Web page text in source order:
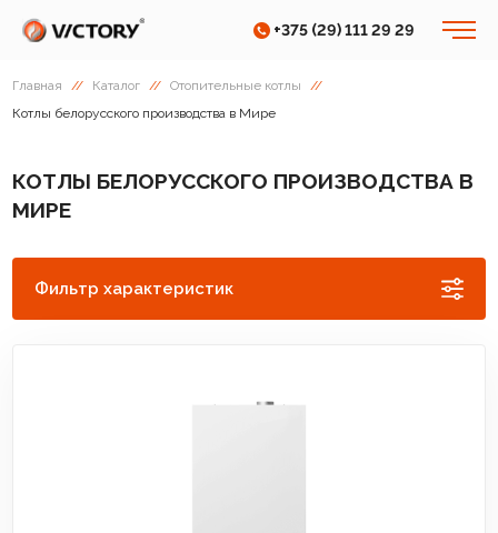
+375 (29) 111 29 29
Главная // Каталог // Отопительные котлы
//
Котлы белорусского производства в Мире
КОТЛЫ БЕЛОРУССКОГО ПРОИЗВОДСТВА В
МИРЕ
Фильтр характеристик